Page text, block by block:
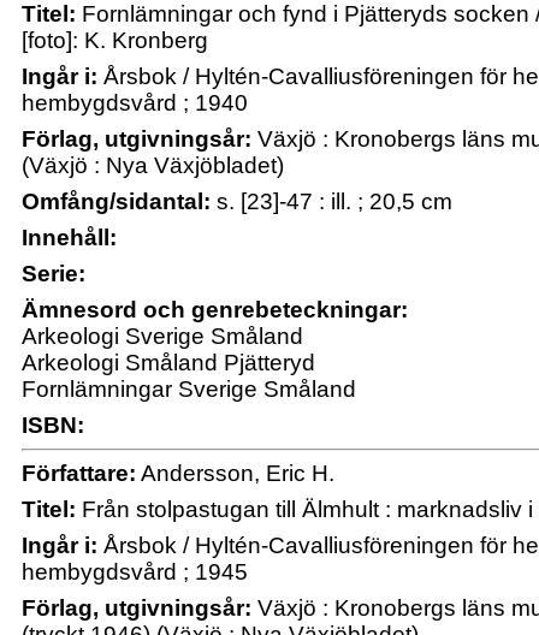
Titel: Fornlämningar och fynd i Pjätteryds
[foto]: K. Kronberg
Ingår i: Årsbok / Hyltén-Cavalliusföreningen för
hembygdsvård ; 1940
Förlag, utgivningsår: Växjö : Kronobergs läns
(Växjö : Nya Växjöbladet)
Omfång/sidantal: s. [23]-47 : ill. ; 20,5 cm
Innehåll:
Serie:
Ämnesord och genrebeteckningar:
Arkeologi Sverige Småland
Arkeologi Småland Pjätteryd
Fornlämningar Sverige Småland
ISBN:
Författare: Andersson, Eric H.
Titel: Från stolpastugan till Älmhult : marknadsliv
Ingår i: Årsbok / Hyltén-Cavalliusföreningen för
hembygdsvård ; 1945
Förlag, utgivningsår: Växjö : Kronobergs läns